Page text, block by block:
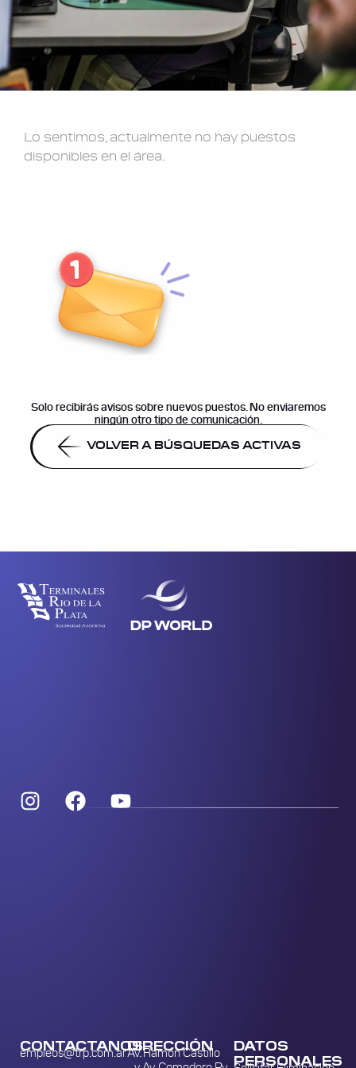
Lo sentimos, actualmente no hay puestos
disponibles en el área.
Solo recibirás avisos sobre nuevos puestos. No enviaremos
ningún otro tipo de comunicación.
VOLVER A BÚSQUEDAS ACTIVAS
CONTACTANOS
empleos@trp.com.arDIRECCIÓN
Av. Ramón Castillo
DATOS
PERSONALES